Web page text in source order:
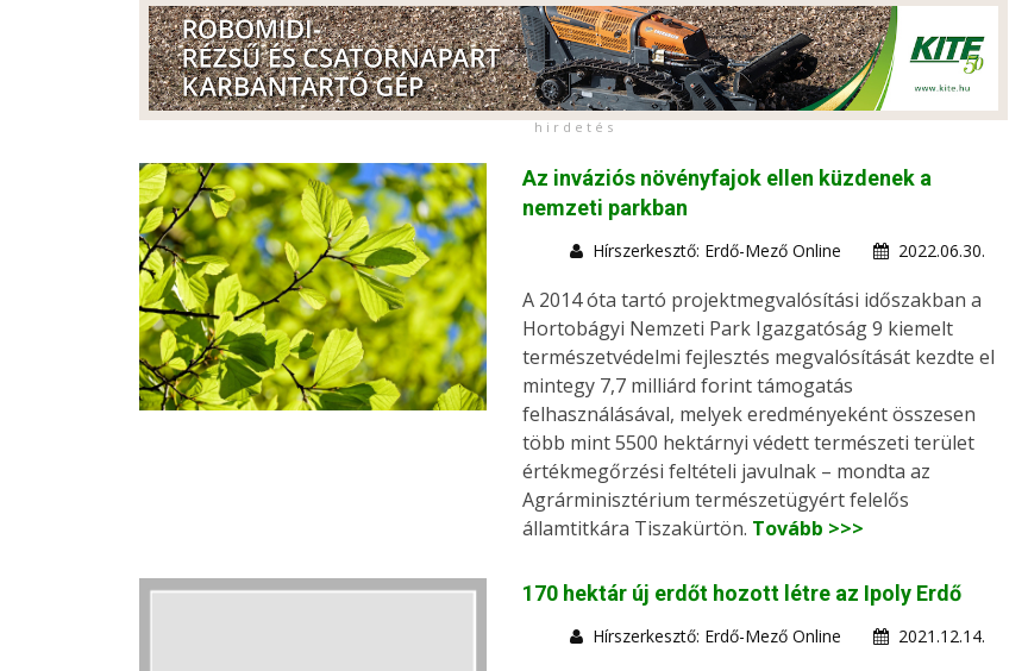
h i r d e t é s
Az inváziós növényfajok ellen küzdenek a
nemzeti parkban
Hírszerkesztő: Erdő-Mező Online 2022.06.30.
A 2014 óta tartó projektmegvalósítási időszakban a
Hortobágyi Nemzeti Park Igazgatóság 9 kiemelt
természetvédelmi fejlesztés megvalósítását kezdte el
mintegy 7,7 milliárd forint támogatás
felhasználásával, melyek eredményeként összesen
több mint 5500 hektárnyi védett természeti terület
értékmegőrzési feltételi javulnak – mondta az
Agrárminisztérium természetügyért felelős
államtitkára Tiszakürtön. Tovább >>>
170 hektár új erdőt hozott létre az Ipoly Erdő
Hírszerkesztő: Erdő-Mező Online 2021.12.14.